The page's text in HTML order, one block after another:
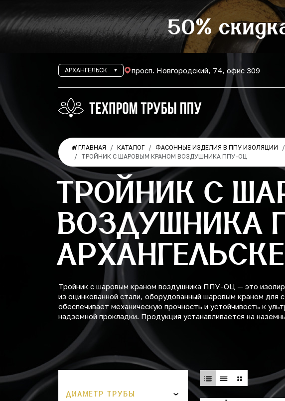
50%
АРХАНГЕЛЬСК просп. Новгородский, 74, офис 309
ГЛАВНАЯ КАТАЛОГ ФАСОННЫЕ ИЗДЕЛИЯ В ППУ ИЗОЛЯЦИИ
ТРОЙНИК С ШАРОВЫМ КРАНОМ ВОЗДУШНИКА ППУ-ОЦ
ТРОЙНИК С
ВОЗДУШНИКА
АРХАНГЕЛЬСКЕ
Тройник с шаровым краном воздушника ППУ-ОЦ — это
из оцинкованной стали, оборудованный шаровым краном для
обеспечивает механическую прочность и устойчивость к
надземной прокладки. Продукция устанавливается на
ДИАМЕТР ТРУБЫ